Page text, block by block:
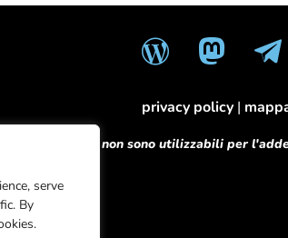
serve
By
wordpressmastodon
privacy policy|
di questo sito non sono utilizzabili per